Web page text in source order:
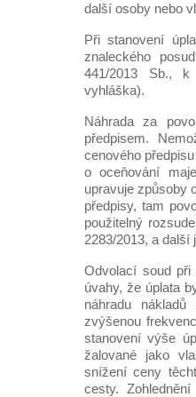
další osoby nebo
Při stanovení
znaleckého
441/2013 Sb., k
vyhláška).
Náhrada za
předpisem.
cenového
o oceňování
upravuje způsoby
předpisy, tam
použitelný
2283/2013, a další
Odvolací soud
úvahy, že úplata
náhradu
zvýšenou
stanovení výše
žalované jako
snížení ceny
cesty.